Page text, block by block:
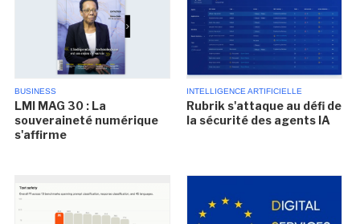
BUSINESS
LMI MAG 30 : La
souveraineté numérique
s'affirme
INTELLIGENCE ARTIFICIELLE
Rubrik s'attaque au défi de
la sécurité des agents IA